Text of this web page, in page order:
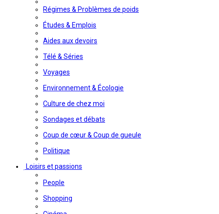
Régimes & Problèmes de poids
Études & Emplois
Aides aux devoirs
Télé & Séries
Voyages
Environnement & Écologie
Culture de chez moi
Sondages et débats
Coup de cœur & Coup de gueule
Politique
Loisirs et passions
People
Shopping